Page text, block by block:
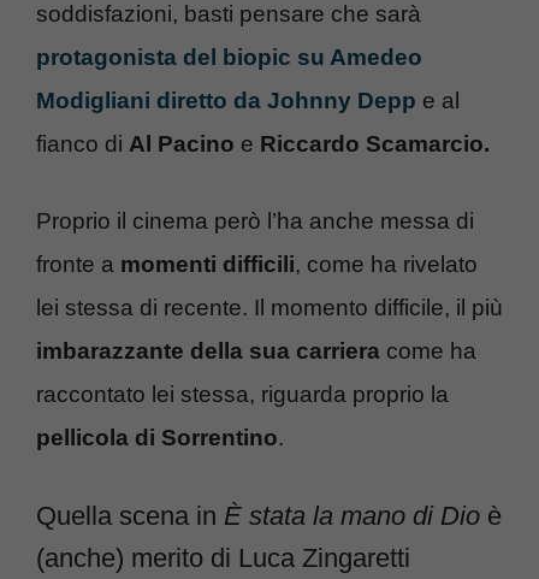
soddisfazioni, basti pensare che sarà
protagonista del biopic su Amedeo
Modigliani diretto da Johnny Depp e al
fianco di Al Pacino e Riccardo Scamarcio.
Proprio il cinema però l’ha anche messa di
fronte a momenti difficili, come ha rivelato
lei stessa di recente. Il momento difficile, il più
imbarazzante della sua carriera come ha
raccontato lei stessa, riguarda proprio la
pellicola di Sorrentino.
Quella scena in È stata la mano di Dio è
(anche) merito di Luca Zingaretti